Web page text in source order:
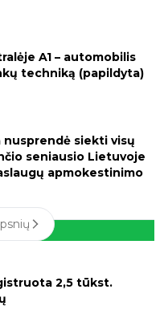
A1 – automobilis
techniką (papildyta)
nusprendė siekti visų
seniausio Lietuvoje
apmokestinimo
2,5 tūkst.